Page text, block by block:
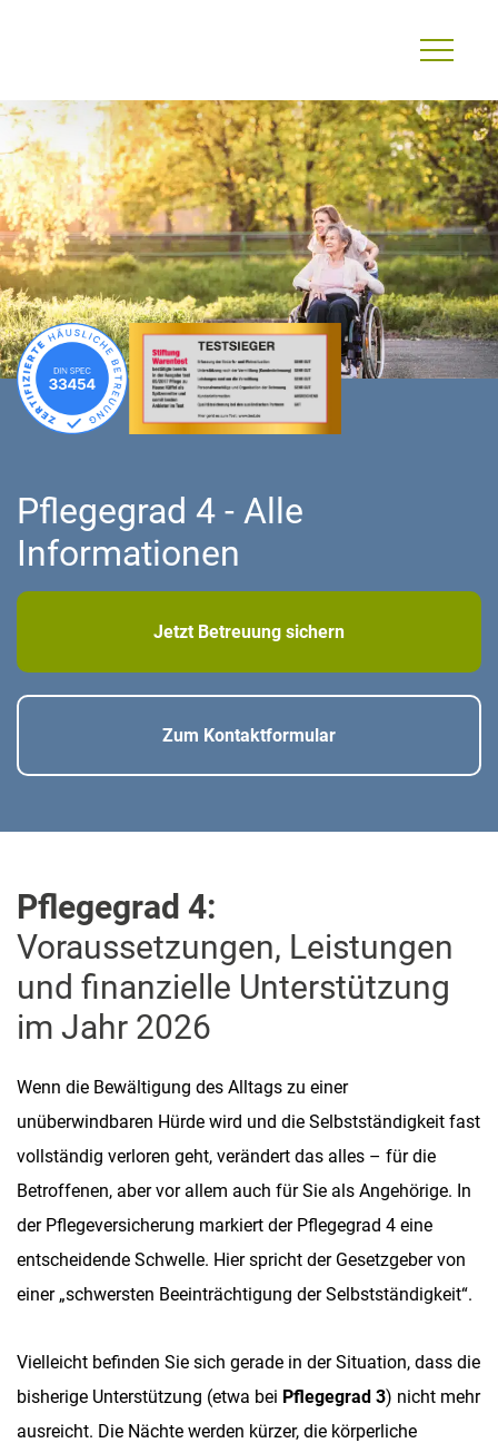
Primary
Pflegegrad 4 - Alle
Informationen
Jetzt Betreuung sichern
Zum Kontaktformular
Pflegegrad 4:
Voraussetzungen, Leistungen
und finanzielle Unterstützung
im Jahr 2026
Wenn die Bewältigung des Alltags zu einer
unüberwindbaren Hürde wird und die Selbstständigkeit fast
vollständig verloren geht, verändert das alles – für die
Betroffenen, aber vor allem auch für Sie als Angehörige. In
der Pflegeversicherung markiert der Pflegegrad 4 eine
entscheidende Schwelle. Hier spricht der Gesetzgeber von
einer „schwersten Beeinträchtigung der Selbstständigkeit“.
Vielleicht befinden Sie sich gerade in der Situation, dass die
bisherige Unterstützung (etwa bei Pflegegrad 3) nicht mehr
ausreicht. Die Nächte werden kürzer, die körperliche